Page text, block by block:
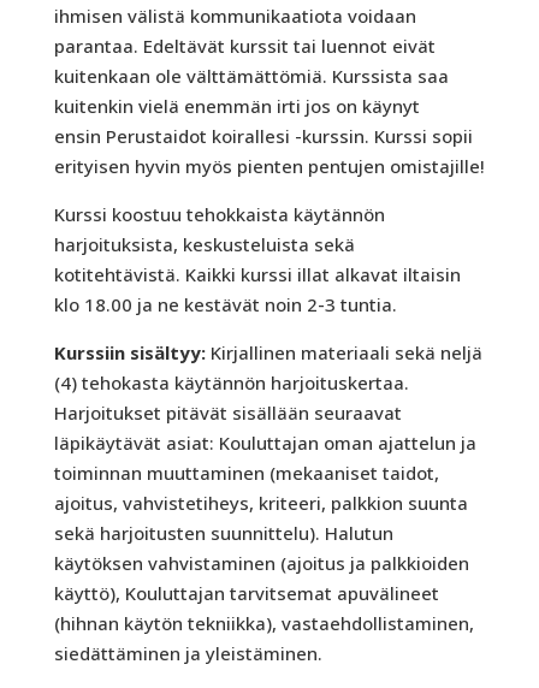
ihmisen välistä kommunikaatiota voidaan
parantaa. Edeltävät kurssit tai luennot eivät
kuitenkaan ole välttämättömiä. Kurssista saa
kuitenkin vielä enemmän irti jos on käynyt
ensin Perustaidot koirallesi -kurssin. Kurssi sopii
erityisen hyvin myös pienten pentujen omistajille!
Kurssi koostuu tehokkaista käytännön
harjoituksista, keskusteluista sekä
kotitehtävistä. Kaikki kurssi illat alkavat iltaisin
klo 18.00 ja ne kestävät noin 2-3 tuntia.
Kurssiin sisältyy:Kirjallinen materiaali sekä neljä
(4) tehokasta käytännön harjoituskertaa.
Harjoitukset pitävät sisällään seuraavat
läpikäytävät asiat: Kouluttajan oman ajattelun ja
toiminnan muuttaminen (mekaaniset taidot,
ajoitus, vahvistetiheys, kriteeri, palkkion suunta
sekä harjoitusten suunnittelu). Halutun
käytöksen vahvistaminen (ajoitus ja palkkioiden
käyttö), Kouluttajan tarvitsemat apuvälineet
(hihnan käytön tekniikka), vastaehdollistaminen,
siedättäminen ja yleistäminen.